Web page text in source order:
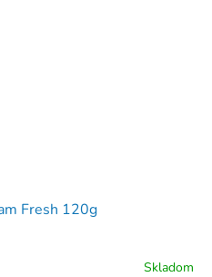
Fresh 120g
Skladom